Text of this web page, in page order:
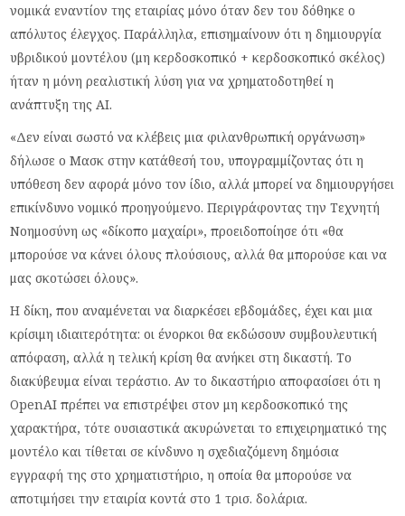
νομικά εναντίον της εταιρίας μόνο όταν δεν του δόθηκε ο
απόλυτος έλεγχος. Παράλληλα, επισημαίνουν ότι η δημιουργία
υβριδικού μοντέλου (μη κερδοσκοπικό + κερδοσκοπικό σκέλος)
ήταν η μόνη ρεαλιστική λύση για να χρηματοδοτηθεί η
ανάπτυξη της AI.
«Δεν είναι σωστό να κλέβεις μια φιλανθρωπική οργάνωση»
δήλωσε ο Μασκ στην κατάθεσή του, υπογραμμίζοντας ότι η
υπόθεση δεν αφορά μόνο τον ίδιο, αλλά μπορεί να δημιουργήσει
επικίνδυνο νομικό προηγούμενο. Περιγράφοντας την Τεχνητή
Νοημοσύνη ως «δίκοπο μαχαίρι», προειδοποίησε ότι «θα
μπορούσε να κάνει όλους πλούσιους, αλλά θα μπορούσε και να
μας σκοτώσει όλους».
Η δίκη, που αναμένεται να διαρκέσει εβδομάδες, έχει και μια
κρίσιμη ιδιαιτερότητα: οι ένορκοι θα εκδώσουν συμβουλευτική
απόφαση, αλλά η τελική κρίση θα ανήκει στη δικαστή. Το
διακύβευμα είναι τεράστιο. Αν το δικαστήριο αποφασίσει ότι η
OpenAI πρέπει να επιστρέψει στον μη κερδοσκοπικό της
χαρακτήρα, τότε ουσιαστικά ακυρώνεται το επιχειρηματικό της
μοντέλο και τίθεται σε κίνδυνο η σχεδιαζόμενη δημόσια
εγγραφή της στο χρηματιστήριο, η οποία θα μπορούσε να
αποτιμήσει την εταιρία κοντά στο 1 τρισ. δολάρια.